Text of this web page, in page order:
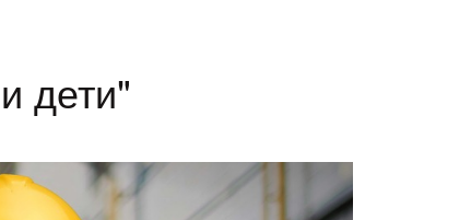
дети"